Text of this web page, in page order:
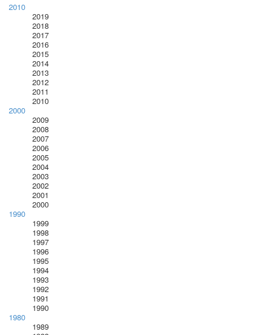
2010
2019
2018
2017
2016
2015
2014
2013
2012
2011
2010
2000
2009
2008
2007
2006
2005
2004
2003
2002
2001
2000
1990
1999
1998
1997
1996
1995
1994
1993
1992
1991
1990
1980
1989